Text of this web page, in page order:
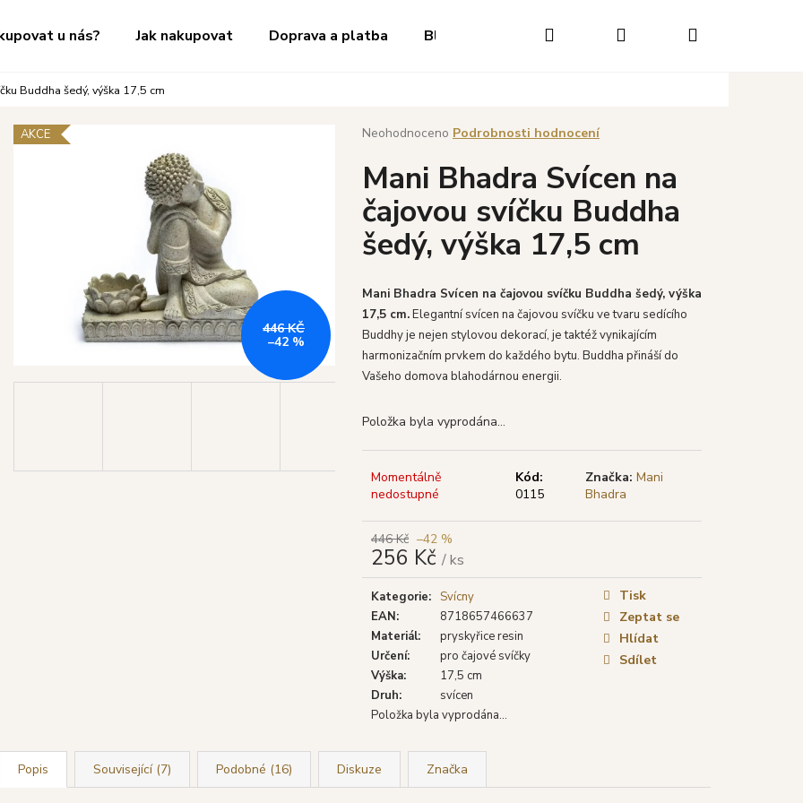
u nás? Jak nakupovat Doprava a platba Blog Hodnocení obchodu Napište nám
Hledat PřihlášeníNákupní
Buddha šedý, výška 17,5 cm
Průměrné
produktu
je
0,0
z
5
hvězdiček.
Neohodnoceno Podrobnosti hodnocení
Mani Bhadra Svícen na
čajovou svíčku Buddha
šedý, výška 17,5 cm
Mani Bhadra Svícen na čajovou svíčku Buddha šedý, výška
17,5 cm.Elegantní svícen na čajovou svíčku ve tvaru sedícího
Buddhy je nejen stylovou dekorací, je taktéž vynikajícím
harmonizačním prvkem do každého bytu. Buddha přináší do
Vašeho domova blahodárnou energii.
Položka byla vyprodána…
Momentálně
nedostupné
Kód:
0115
Značka:Mani
Bhadra
446 Kč –42 %
256 Kč / ks
Měrná
cena:
Kategorie: Svícny
EAN:
8718657466637
Materiál:
pryskyřice resin
Určení:
pro čajové svíčky
Výška:
17,5 cm
Druh:
svícen
Položka byla vyprodána…
Tisk
Zeptat se
Hlídat
Sdílet
AKCE
446 KČ
–42 %
Popis Související (7) Podobné (16) Diskuze Značka
Co potřebujete najít?
Doporučujeme
Následující
WHITE SAGE (BÍLÁ ŠALVĚJ), 15 G